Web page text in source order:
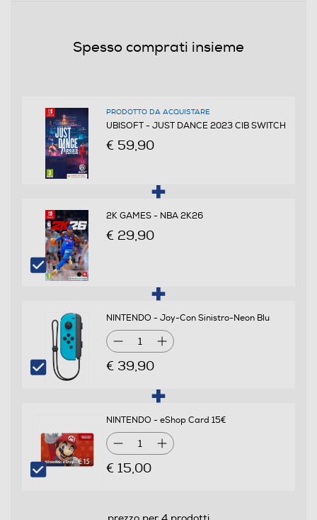
22 Novembre 2022
Italiano
Sottotitoli dell'articolo
Italiano
da 3 anni in su
Online
Multigiocatore
Numero giocatori supportati
Trama
Entrate in una nuova era della danza con Just Dance®
2023 Edition! Modalità multigiocatore online, opzioni di
Spesso comprati insieme
PRODOTTO DA ACQUISTARE
UBISOFT - JUST DANCE 2023 CIB SWITCH
€ 59,90
2K GAMES - NBA 2K26
€ 29,90
NINTENDO - Joy-Con Sinistro-Neon Blu
1
€ 39,90
NINTENDO - eShop Card 15€
1
€ 15,00